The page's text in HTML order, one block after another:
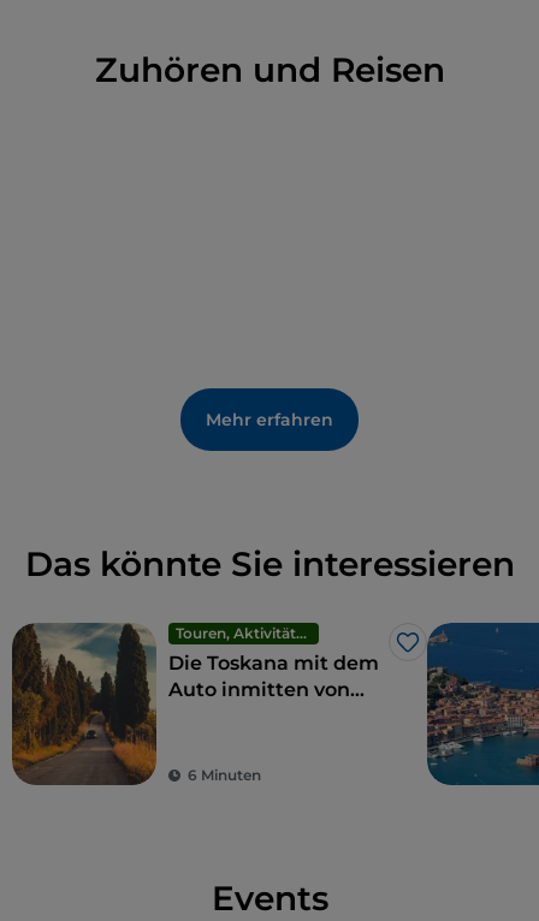
Zuhören und Reisen
Mehr erfahren
Das könnte Sie interessieren
Touren, Aktivitäten und Erlebnisse
Like
Die Toskana mit dem
Auto inmitten von
6 Minuten
Events